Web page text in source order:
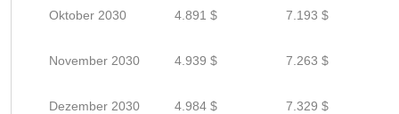
Oktober 2030 4.891 $ 7.193 $
November 2030 4.939 $ 7.263 $
Dezember 2030 4.984 $ 7.329 $